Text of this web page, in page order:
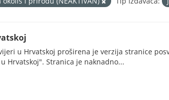
u Hrvatskoj proširena je verzija stranice
Hrvatskoj". Stranica je naknadno...